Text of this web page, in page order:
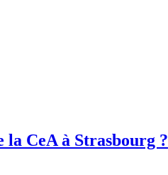
la CeA à Strasbourg ?